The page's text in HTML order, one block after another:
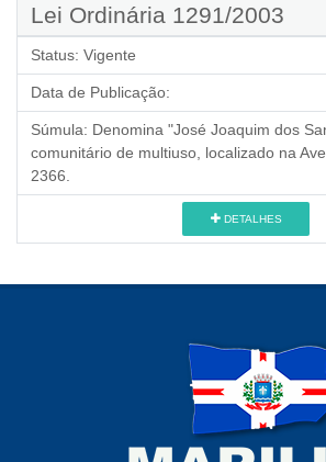
Lei Ordinária 1291/2003
Status: Vigente
Data de Publicação:
Súmula: Denomina "José Joaquim dos
comunitário de multiuso, localizado na
2366.
DETALHES